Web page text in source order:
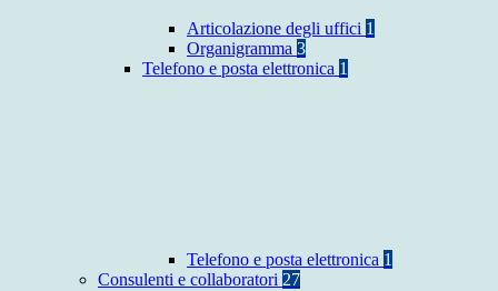
Articolazione degli uffici 1
Organigramma 3
Telefono e posta elettronica 1
Telefono e posta elettronica 1
Consulenti e collaboratori 27